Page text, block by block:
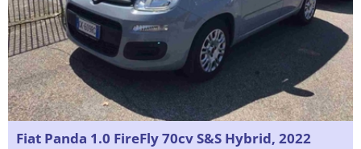
Fiat Panda 1.0 FireFly 70cv S&S Hybrid, 2022